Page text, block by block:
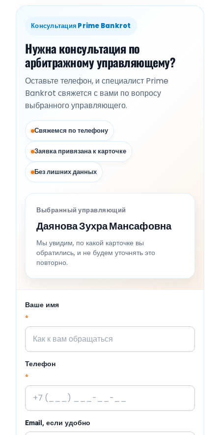
Консультация Prime Bankrot
Нужна консультация по
арбитражному управляющему?
Оставьте телефон, и специалист Prime
Bankrot свяжется с вами по вопросу
выбранного управляющего.
Свяжемся по телефону
Заявка привязана к карточке
Без лишних данных
Выбранный управляющий
Даянова Зухра Мансафовна
Мы увидим, по какой карточке вы
обратились, и не будем уточнять это
повторно.
Ваше имя
*
Телефон
*
Email, если удобно